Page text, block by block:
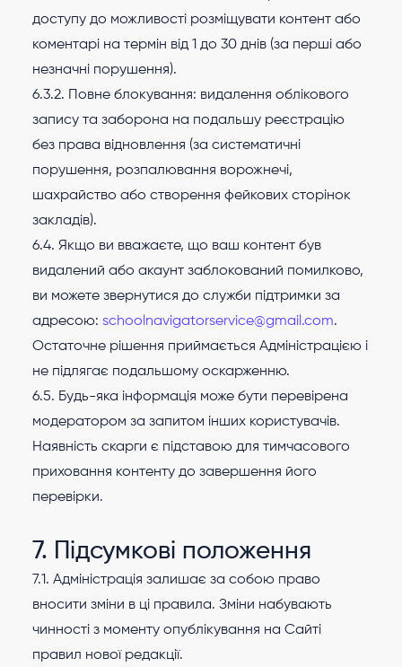
доступу до можливості розміщувати контент або
коментарі на термін від 1 до 30 днів (за перші або
незначні порушення).
6.3.2. Повне блокування: видалення облікового
запису та заборона на подальшу реєстрацію
без права відновлення (за систематичні
порушення, розпалювання ворожнечі,
шахрайство або створення фейкових сторінок
закладів).
6.4. Якщо ви вважаєте, що ваш контент був
видалений або акаунт заблокований помилково,
ви можете звернутися до служби підтримки за
адресою: schoolnavigatorservice@gmail.com.
Остаточне рішення приймається Адміністрацією і
не підлягає подальшому оскарженню.
6.5. Будь-яка інформація може бути перевірена
модератором за запитом інших користувачів.
Наявність скарги є підставою для тимчасового
приховання контенту до завершення його
перевірки.
7. Підсумкові положення
7.1. Адміністрація залишає за собою право
вносити зміни в ці правила. Зміни набувають
чинності з моменту опублікування на Сайті
правил нової редакції.